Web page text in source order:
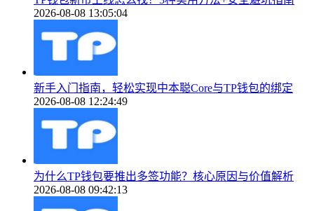
2026-08-08 13:05:04
新手入门指南，轻松实现中本聪Core与TP钱包的绑定
2026-08-08 12:24:49
为什么TP钱包要推出多签功能？核心原因与价值解析
2026-08-08 09:42:13